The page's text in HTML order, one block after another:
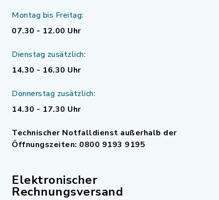
Montag bis Freitag:
07.30 - 12.00 Uhr
Dienstag zusätzlich:
14.30 - 16.30 Uhr
Donnerstag zusätzlich:
14.30 - 17.30 Uhr
Technischer Notfalldienst außerhalb der
Öffnungszeiten: 0800 9193 9195
Elektronischer
Rechnungsversand